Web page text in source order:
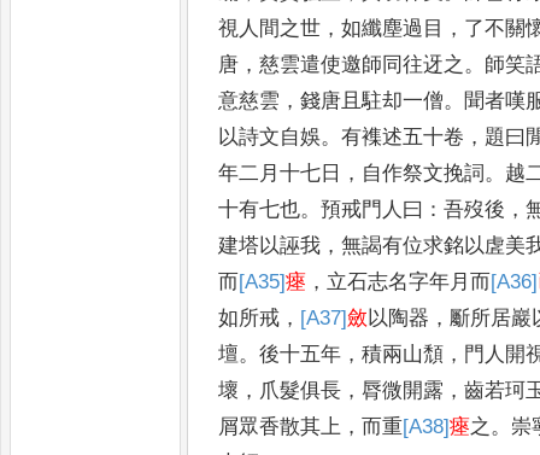
視人間之世 ，如纖塵過目 ， 了不關
唐 ，慈雲遣使邀師同往迓之 。 師笑
意慈雲 ，錢唐且駐却一僧。
聞者嘆
以詩文自娛。有襍述五十卷 ， 題曰
年二月十七日 ， 自作祭文挽詞 。 越
十有七也。預戒門人曰 ：吾歿後 ，
建塔以誣我 ，無謁有位求銘以虗美
而[A35]瘞 ， 立石志名字年月而[A36]
如所戒 ， [A37]斂 以陶器 ， 斸所居巖
壇。後十五年 ，積兩山頹 ， 門人開
壞 ， 爪髮俱長 ，脣微開露 ，齒若珂
屑眾香散其上 ，而重[A38]瘞之 。 崇